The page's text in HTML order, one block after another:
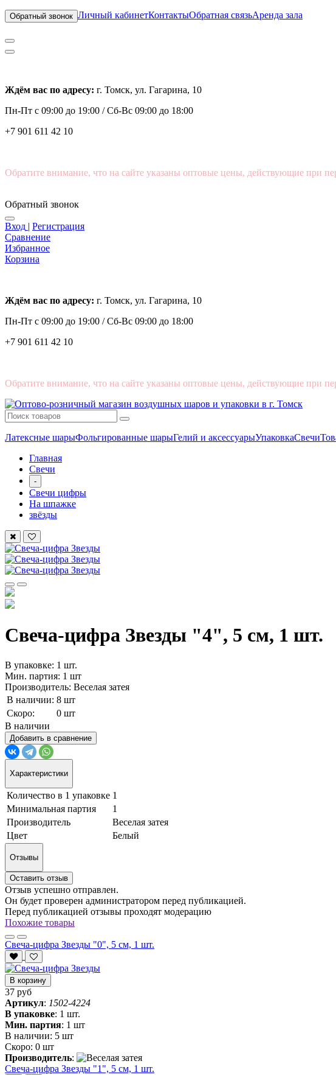
Обратный звонок Личный кабинетКонтактыОбратная связьАренда зала
Ждём вас по адресу: г. Томск, ул. Гагарина, 10
Пн-Пт с 09:00 до 19:00 /Сб-Вс 09:00 до 18:00
+7 901 611 42 10
Обратите внимание, что на сайте указаны оптовые цены, действующие при
Обратный звонок
Вход | Регистрация
Сравнение
Избранное
Корзина
Ждём вас по адресу: г. Томск, ул. Гагарина, 10
Пн-Пт с 09:00 до 19:00 /Сб-Вс 09:00 до 18:00
+7 901 611 42 10
Обратите внимание, что на сайте указаны оптовые цены, действующие при
Латексные шарыФольгированные шарыГелий и аксессуарыУпаковкаСвечи
Главная
Свечи
-
Свечи цифры
На шпажке
звёзды
Свеча-цифра Звезды "4", 5 см, 1 шт.
В упаковке: 1 шт.
Мин. партия: 1 шт
Производитель: Веселая затея
В наличии: 8 шт
Скоро:
0 шт
В наличии
Добавить в сравнение
Характеристики
Количество в 1 упаковке 1
Минимальная партия
1
Производитель
Веселая затея
Цвет
Белый
Отзывы
Оставить отзыв
Отзыв успешно отправлен.
Он будет проверен администратором перед публикацией.
Перед публикацией отзывы проходят модерацию
Похожие товары
Свеча-цифра Звезды "0", 5 см, 1 шт.
В корзину
37 руб
Артикул: 1502-4224
В упаковке: 1 шт.
Мин. партия: 1 шт
В наличии: 5 шт
Скоро: 0 шт
Производитель:
Свеча-цифра Звезды "1", 5 см, 1 шт.